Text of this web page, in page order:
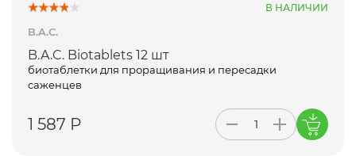
В НАЛИЧИИ
B.A.C.
B.A.C. Biotablets 12 шт
биотаблетки для проращивания и пересадки
саженцев
1 587 Р